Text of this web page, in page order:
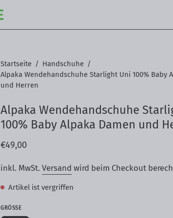
Startseite / Handschuhe /
Alpaka Wendehandschuhe Starlight Uni 100% Baby
und Herren
Alpaka Wendehandschuhe
100% Baby Alpaka Damen und
€49,00
inkl. MwSt. Versand wird beim Checkout
Artikel ist vergriffen
GRÖSSE